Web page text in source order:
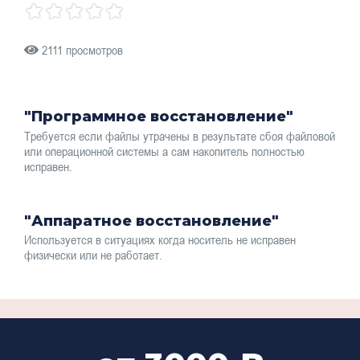
2111 просмотров
"Программное восстановление"
Требуется если файлы утрачены в результате сбоя файловой
или операционной системы а сам накопитель полностью
исправен.
"Аппаратное восстановление"
Используется в ситуациях когда носитель не исправен
физически или не работает.